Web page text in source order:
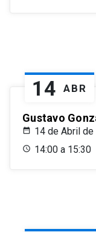
14 ABR
Gustavo
14 de Abril de
14:00 a 15:30